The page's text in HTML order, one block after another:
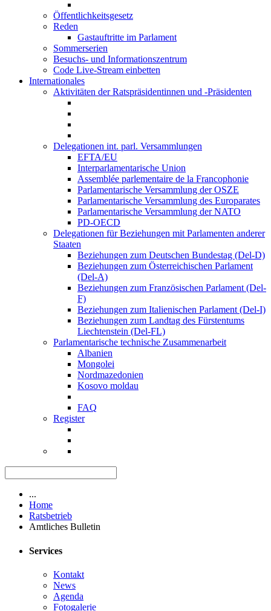
Öffentlichkeitsgesetz
Reden
Gastauftritte im Parlament
Sommerserien
Besuchs- und Informationszentrum
Code Live-Stream einbetten
Internationales
Aktivitäten der Ratspräsidentinnen und -Präsidenten
Delegationen int. parl. Versammlungen
EFTA/EU
Interparlamentarische Union
Assemblée parlementaire de la Francophonie
Parlamentarische Versammlung der OSZE
Parlamentarische Versammlung des Europarates
Parlamentarische Versammlung der NATO
PD-OECD
Delegationen für Beziehungen mit Parlamenten anderer
Staaten
Beziehungen zum Deutschen Bundestag (Del-D)
Beziehungen zum Österreichischen Parlament
(Del-A)
Beziehungen zum Französischen Parlament (Del-
F)
Beziehungen zum Italienischen Parlament (Del-I)
Beziehungen zum Landtag des Fürstentums
Liechtenstein (Del-FL)
Parlamentarische technische Zusammenarbeit
Albanien
Mongolei
Nordmazedonien
Kosovo moldau
FAQ
Register
...
Home
Ratsbetrieb
Amtliches Bulletin
Services
Kontakt
News
Agenda
Fotogalerie